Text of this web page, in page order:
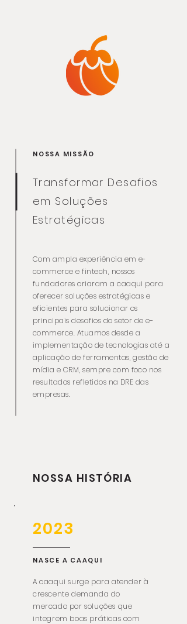
NOSSA MISSÃO
Transformar Desafios
em Soluções
Estratégicas
Com ampla experiência em e-
commerce e fintech, nossos
fundadores criaram a caaqui para
oferecer soluções estratégicas e
eficientes para solucionar os
principais desafios do setor de e-
commerce. Atuamos desde a
implementação de tecnologias até a
aplicação de ferramentas, gestão de
mídia e CRM, sempre com foco nos
resultados refletidos na DRE das
empresas.
NOSSA HISTÓRIA
2023
NASCE A CAAQUI
A caaqui surge para atender à
crescente demanda do
mercado por soluções que
integrem boas práticas com